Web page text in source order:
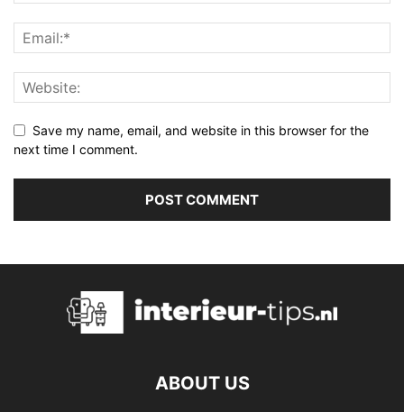
Save my name, email, and website in this browser for the
next time I comment.
ABOUT US